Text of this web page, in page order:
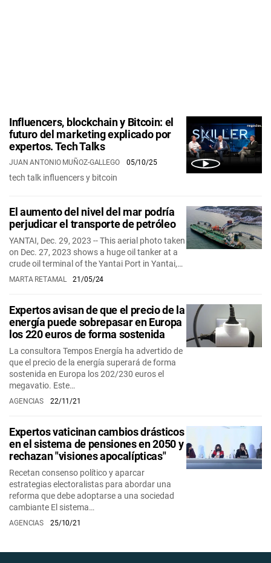
Influencers, blockchain y Bitcoin: el
futuro del marketing explicado por
expertos. Tech Talks
JUAN ANTONIO MUÑOZ-GALLEGO 05/10/25
tech talk influencers y bitcoin
El aumento del nivel del mar podría
perjudicar el transporte de petróleo
YANTAI, Dec. 29, 2023 -- This aerial photo taken
on Dec. 27, 2023 shows a huge oil tanker at a
crude oil terminal of the Yantai Port in Yantai,…
MARTA RETAMAL 21/05/24
Expertos avisan de que el precio de la
energía puede sobrepasar en Europa
los 220 euros de forma sostenida
La consultora Tempos Energía ha advertido de
que el precio de la energía superará de forma
sostenida en Europa los 202/230 euros el
megavatio. Este…
AGENCIAS 22/11/21
Expertos vaticinan cambios drásticos
en el sistema de pensiones en 2050 y
rechazan "visiones apocalípticas"
Recetan consenso político y aparcar
estrategias electoralistas para abordar una
reforma que debe adoptarse a una sociedad
cambiante El sistema…
AGENCIAS 25/10/21